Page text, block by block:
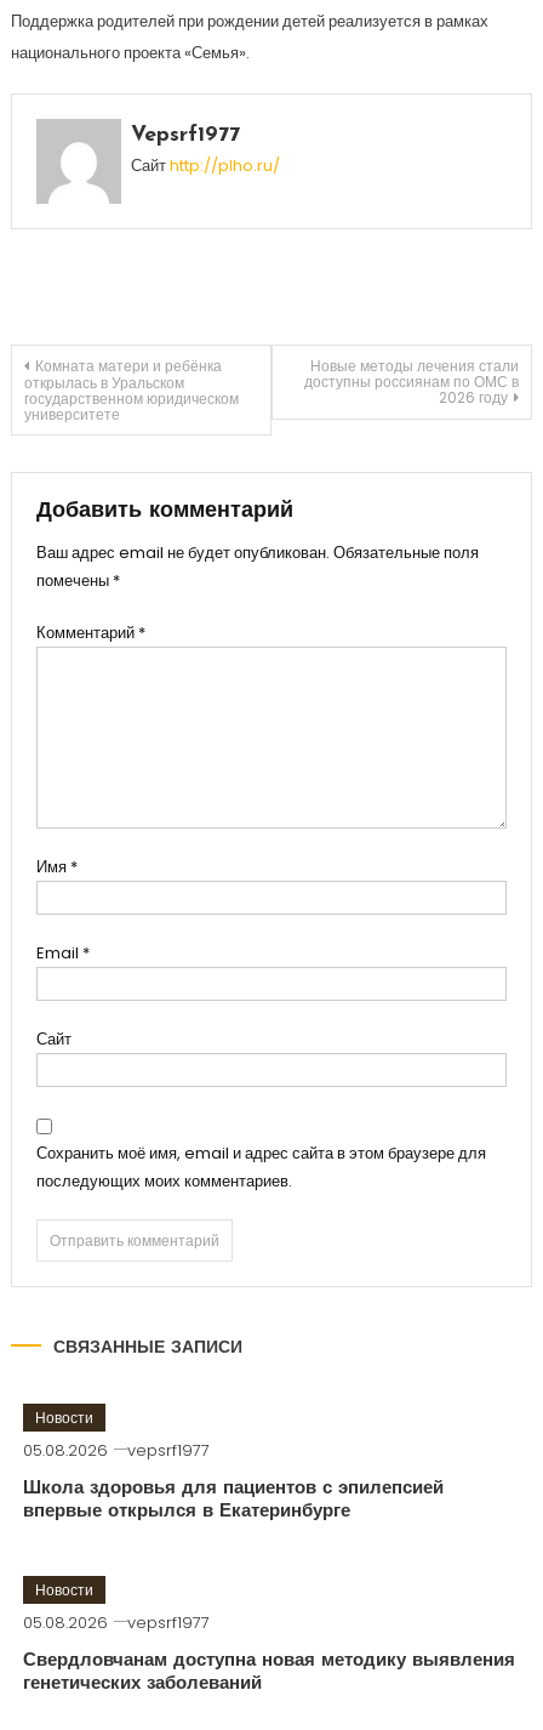
Поддержка родителей при рождении детей реализуется в рамках
национального проекта «Семья».
Vepsrf1977
Сайтhttp://plho.ru/
Навигация
по
записям
Комната матери и ребёнка
открылась в Уральском
государственном юридическом
университете
Новые методы лечения стали
доступны россиянам по ОМС в
2026 году
Добавить комментарий
Ваш адрес email не будет опубликован. Обязательные поля
помечены *
Комментарий *
Имя *
Email *
Сайт
Сохранить моё имя, email и адрес сайта в этом браузере для
последующих моих комментариев.
СВЯЗАННЫЕ ЗАПИСИ
Новости
05.08.2026 vepsrf1977
Школа здоровья для пациентов с эпилепсией
впервые открылся в Екатеринбурге
Новости
05.08.2026 vepsrf1977
Свердловчанам доступна новая методику выявления
генетических заболеваний